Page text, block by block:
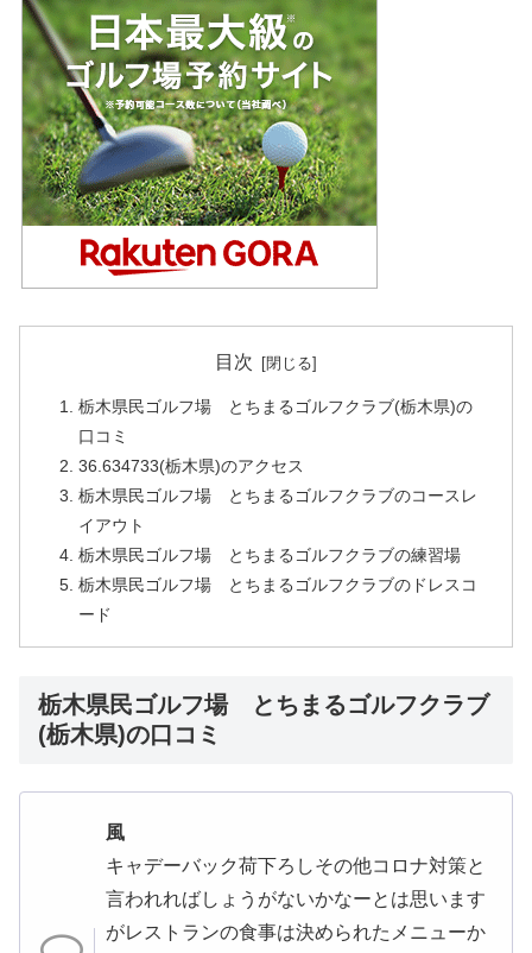
目次
栃木県民ゴルフ場 とちまるゴルフクラブ(栃木県)の
口コミ
36.634733(栃木県)のアクセス
栃木県民ゴルフ場 とちまるゴルフクラブのコースレ
イアウト
栃木県民ゴルフ場 とちまるゴルフクラブの練習場
栃木県民ゴルフ場 とちまるゴルフクラブのドレスコ
ード
栃木県民ゴルフ場 とちまるゴルフクラブ
(栃木県)の口コミ
風
キャデーバック荷下ろしその他コロナ対策と
言われればしょうがないかなーとは思います
がレストランの食事は決められたメニューか